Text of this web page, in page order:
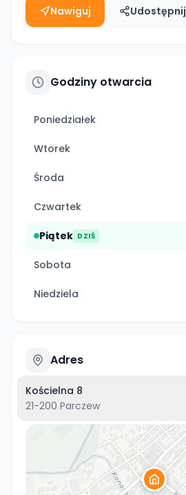
Nawiguj Udostępnij
Godziny otwarcia
Poniedziałek
Wtorek
Środa
Czwartek
Piątek DZIŚ
Sobota
Niedziela
Adres
Kościelna 8
21-200 Parczew